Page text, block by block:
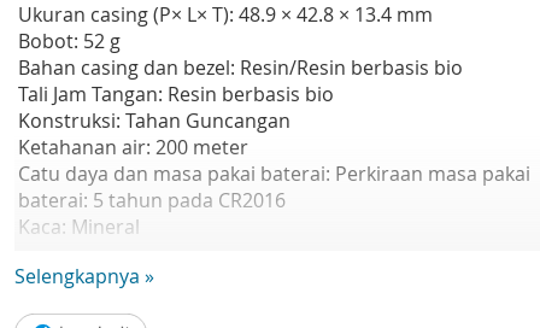
Ukuran casing (P× L× T): 48.9 × 42.8 × 13.4 mm
Bobot: 52 g
Bahan casing dan bezel: Resin/Resin berbasis bio
Tali Jam Tangan: Resin berbasis bio
Konstruksi: Tahan Guncangan
Ketahanan air: 200 meter
Catu daya dan masa pakai baterai: Perkiraan masa pakai
baterai: 5 tahun pada CR2016
Kaca: Mineral
Selengkapnya »